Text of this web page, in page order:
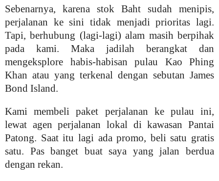
Sebenarnya, karena stok Baht sudah menipis,
perjalanan ke sini tidak menjadi prioritas lagi.
Tapi, berhubung (lagi-lagi) alam masih berpihak
pada kami. Maka jadilah berangkat dan
mengeksplore habis-habisan pulau Kao Phing
Khan atau yang terkenal dengan sebutan James
Bond Island.
Kami membeli paket perjalanan ke pulau ini,
lewat agen perjalanan lokal di kawasan Pantai
Patong. Saat itu lagi ada promo, beli satu gratis
satu. Pas banget buat saya yang jalan berdua
dengan rekan.